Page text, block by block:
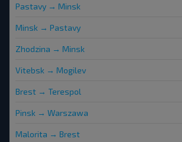
Pastavy → Minsk
Minsk → Pastavy
Zhodzina → Minsk
Vitebsk → Mogilev
Brest → Terespol
Pinsk → Warszawa
Malorita → Brest